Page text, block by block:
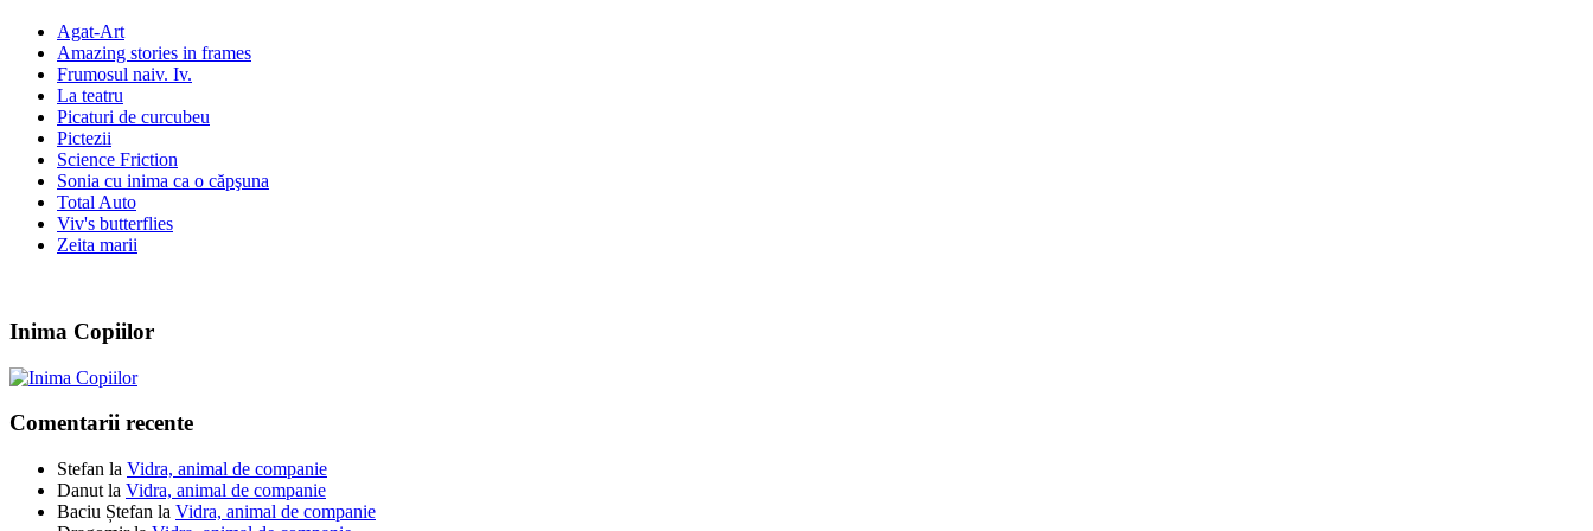
Agat-Art
Amazing stories in frames
Frumosul naiv. Iv.
La teatru
Picaturi de curcubeu
Pictezii
Science Friction
Sonia cu inima ca o căpşuna
Total Auto
Viv's butterflies
Zeita marii
Inima Copiilor
Comentarii recente
Stefan la Vidra, animal de companie
Danut la Vidra, animal de companie
Baciu Ștefan la Vidra, animal de companie